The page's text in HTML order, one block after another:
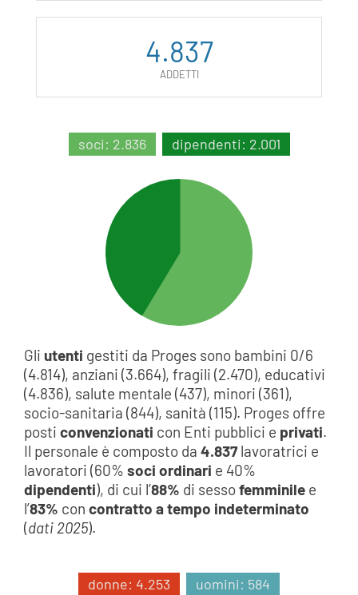
4.837
ADDETTI
soci: 2.836 dipendenti: 2.001
Gli utenti gestiti da Proges sono bambini 0/6
(4.814), anziani (3.664), fragili (2.470), educativi
(4.836), salute mentale (437), minori (361),
socio-sanitaria (844), sanità (115). Proges offre
posti convenzionati con Enti pubblici e privati.
Il personale è composto da 4.837lavoratrici e
lavoratori (60% soci ordinari e 40%
dipendenti), di cui l’88% di sesso femminile e
l’83% con contratto a tempo indeterminato
(dati 2025).
donne: 4.253 uomini: 584